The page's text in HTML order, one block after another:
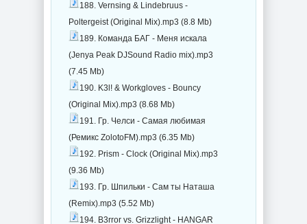
188. Vernsing & Lindebruus -
Poltergeist (Original Mix).mp3 (8.8 Mb)
189. Команда БАГ - Меня искала
(Jenya Peak DJSound Radio mix).mp3
(7.45 Mb)
190. K3l! & Workgloves - Bouncy
(Original Mix).mp3 (8.68 Mb)
191. Гр. Челси - Самая любимая
(Ремикс ZolotoFM).mp3 (6.35 Mb)
192. Prism - Clock (Original Mix).mp3
(9.36 Mb)
193. Гр. Шпильки - Сам ты Наташа
(Remix).mp3 (5.52 Mb)
194. B3rror vs. Grizzlight - HANGAR